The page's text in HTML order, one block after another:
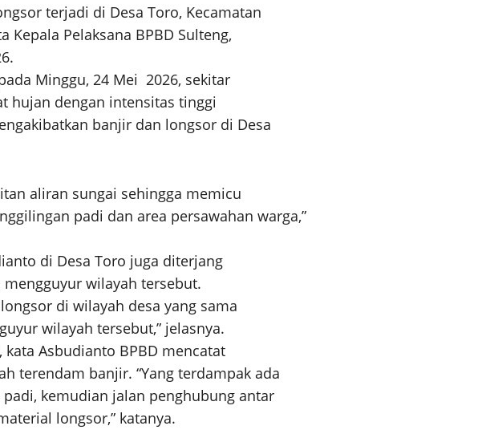
terjadi di Desa Toro, Kecamatan
Kepala Pelaksana BPBD Sulteng,
Minggu, 24 Mei 2026, sekitar
hujan dengan intensitas tinggi
banjir dan longsor di Desa
aliran sungai sehingga memicu
padi dan area persawahan warga,”
di Desa Toro juga diterjang
wilayah tersebut.
di wilayah desa yang sama
wilayah tersebut,” jelasnya.
Asbudianto BPBD mencatat
terendam banjir. “Yang terdampak ada
kemudian jalan penghubung antar
longsor,” katanya.